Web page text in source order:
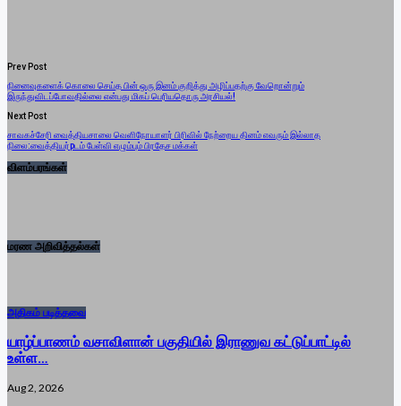
Prev Post
நினைவுகளைக் கொலை செய்த பின் ஒரு இனம் குறித்து அழிப்பதற்கு வேறொன்றும்
இருந்துவிடப்போவதில்லை என்பது மிகப் பெரியதொரு அரசியல்!
Next Post
சாவகச்சேரி வைத்தியசாலை வெளிநோயாளர் பிரிவில் நேற்றைய தினம் எவரும் இல்லாத
நிலை:வைத்தியர்pடம் பேள்வி எழும்பும் பிரதேச மக்கள்
விளம்பரங்கள்
மரண அறிவித்தல்கள்
அதிகம் படித்தவை
யாழ்ப்பாணம் வசாவிளான் பகுதியில் இராணுவ கட்டுப்பாட்டில்
உள்ள…
Aug 2, 2026